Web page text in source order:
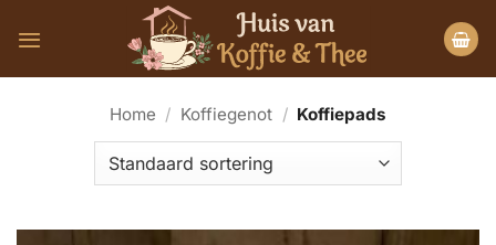
naar
Home / Koffiegenot / Koffiepads